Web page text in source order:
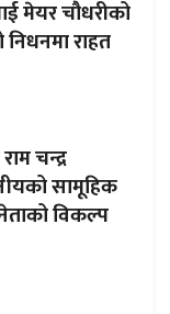
मेयर चौधरीको
राहत
चन्द्र
सामूहिक
नेताको विकल्प